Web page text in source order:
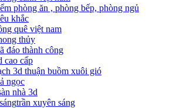
phòng ăn , phòng bếp, phòng ngủ
khắc
quê việt nam
thủy
đáo thành công
cao cấp
3d thuận buồm xuôi gió
ngọc
nhà 3d
trần xuyên sáng